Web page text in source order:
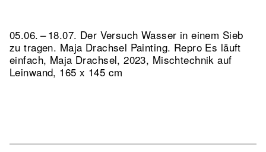
05.06. – 18.07. Der Versuch Wasser in einem Sieb
zu tragen. Maja Drachsel Painting. Repro Es läuft
einfach, Maja Drachsel, 2023, Mischtechnik auf
Leinwand, 165 x 145 cm